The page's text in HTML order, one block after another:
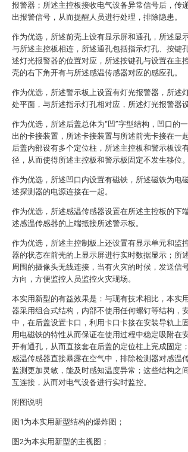
报警器；所述主控板接收电气设备异常信号后，传
出报警信号，从而提醒人员进行处理，排除隐患。
作为优选，所述前壳上设有显示屏和通孔，所述显
与所述主控板相连，所述通孔包括指示灯孔、按键
述灯光报警器的位置对应，所述按键孔与设置在主
壳的右下角开有与所述感温传感器对应的感应孔。
作为优选，所述警示板上设置有灯光报警器，所述
处平面，与所述指示灯孔相对应，所述灯光报警器
作为优选，所述后盖总体为“凹”字型结构，凹口的
出的卡接装置，所述卡接装置与所述前壳卡接在一
后盖内部设有多个定位柱，所述主控板和警示板设
径，从而使得所述主控板和警示板固定不发生移位。
作为优选，所述凹口内设置有磁铁，所述磁铁为电
述探测器的电源连接在一起。
作为优选，所述感温传感器设置在所述主控板的下
述感温传感器的上端抵接所述警示板。
作为优选，所述主控制板上还设置有显示单元和监
器的状态在前壳的上显示屏进行实时数据显示；所
周围的摄像头无线连接，当有火灾的时候，发送信
方向，方便监控人员监控火灾现场。
本实用新型的有益效果是：与现有技术相比，本实
器采用组合式结构，内部不使用任何螺钉等结构，
中，在后盖设置卡口，利用卡口卡接在安装导轨上
用电磁铁的特性从而保证在使用过程中稳定吸附在
开有通孔，从而直接套在后盖的定位柱上完成固定
感温传感器直接暴露在空气中，排除检测器对感温
监测更加灵敏，能及时感知温度异常；这些结构之
互连接，从而对电气设备进行实时监控。
附图说明
图1为本实用新型结构的爆炸图；
图2为本实用新型的主视图；